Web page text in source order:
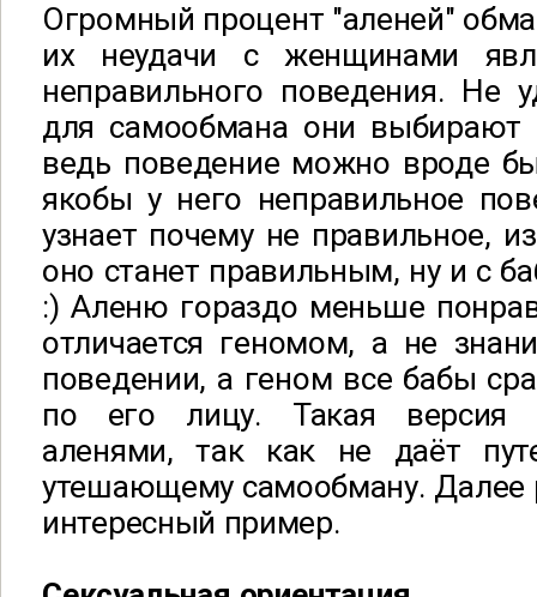
Огромный процент "аленей"
их неудачи с женщинами
неправильного поведения. Не
для самообмана они выбирают
ведь поведение можно вроде
якобы у него неправильное
узнает почему не правильное,
оно станет правильным, ну и с
:) Аленю гораздо меньше
отличается геномом, а не
поведении, а геном все бабы
по его лицу. Такая версия
аленями, так как не даёт
утешающему самообману. Далее
интересный пример.